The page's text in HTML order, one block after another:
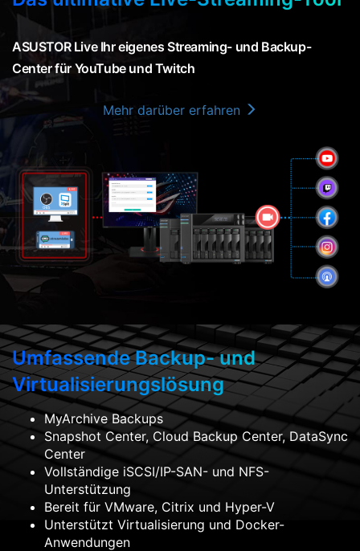
ASUSTOR Live Ihr eigenes Streaming- und Backup-
Center für YouTube und Twitch
Mehr darüber erfahren
Umfassende Backup- und
Virtualisierungslösung
MyArchive Backups
Snapshot Center, Cloud Backup Center, DataSync
Center
Vollständige iSCSI/IP-SAN- und NFS-
Unterstützung
Bereit für VMware, Citrix und Hyper-V
Unterstützt Virtualisierung und Docker-
Anwendungen